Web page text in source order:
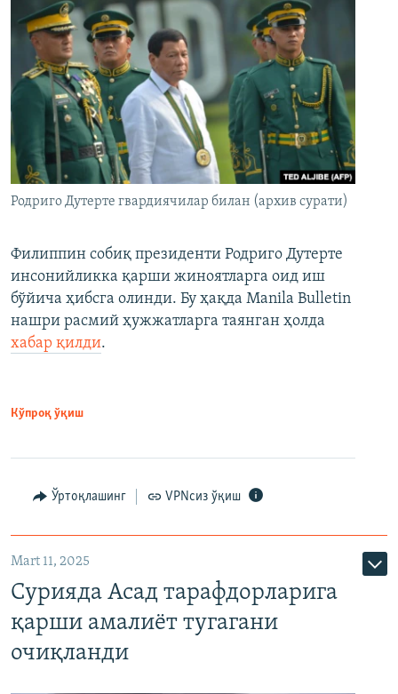
Родриго Дутерте гвардиячилар билан (архив сурати)
Филиппин собиқ президенти Родриго Дутерте
инсонийликка қарши жиноятларга оид иш
бўйича ҳибсга олинди. Бу ҳақда Manila Bulletin
нашри расмий ҳужжатларга таянган ҳолда
хабар қилди.
Кўпроқ ўқиш
Ўртоқлашинг VPNсиз ўқиш
Mart 11, 2025
Сурияда Асад тарафдорларига
қарши амалиёт тугагани
очиқланди